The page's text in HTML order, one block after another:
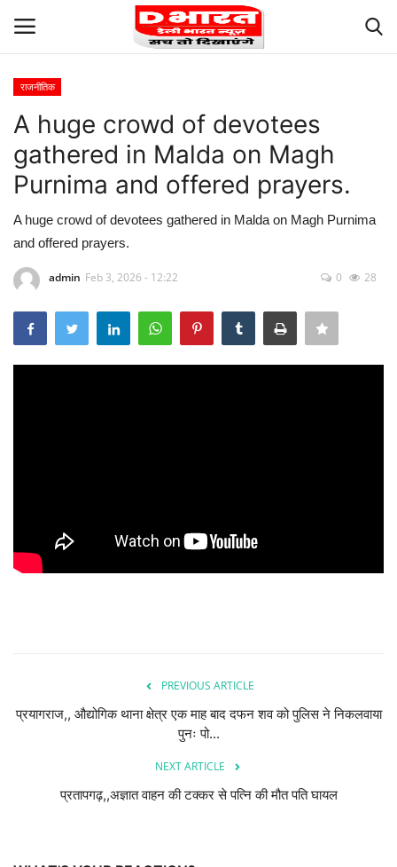
Terms and Conditions
Contact us
Privacy
Our Team
धर्म-आस्था
राजनीतिक
A huge crowd of devotees
gathered in Malda on Magh
Purnima and offered prayers.
A huge crowd of devotees gathered in Malda on Magh Purnima
and offered prayers.
admin Feb 3, 2026 - 12:22 0 28
PREVIOUS ARTICLE
प्रयागराज,, औद्योगिक थाना क्षेत्र एक माह बाद दफन शव को पुलिस ने निकलवाया
पुनः पो...
NEXT ARTICLE
प्रतापगढ़,,अज्ञात वाहन की टक्कर से पत्नि की मौत पति घायल